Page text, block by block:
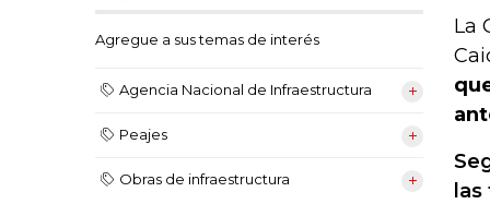
Agregue a sus temas de interés
Agencia Nacional de Infraestructura
Peajes
Obras de infraestructura
La